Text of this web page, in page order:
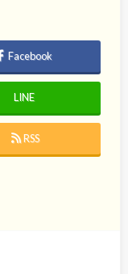
Facebook
LINE
RSS